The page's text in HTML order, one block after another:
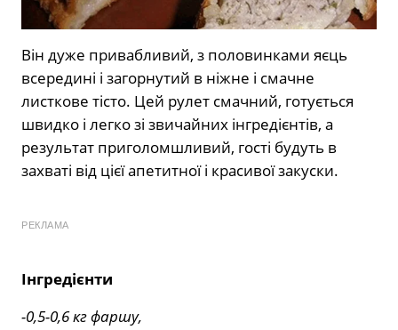
Він дуже привабливий, з половинками яєць
всередині і загорнутий в ніжне і смачне
листкове тісто. Цей рулет смачний, готується
швидко і легко зі звичайних інгредієнтів, а
результат приголомшливий, гості будуть в
захваті від цієї апетитної і красивої закуски.
РЕКЛАМА
Інгредієнти
-0,5-0,6 кг фаршу,